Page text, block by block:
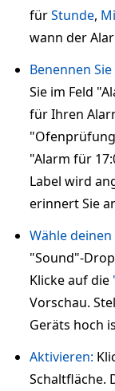
fürStunde,
wann der
Benennen
Sie im Feld
für Ihren
"Alarm für
Label wird
erinnert Sie
Wähle deinen
"Sound"-
Klicke auf die
Vorschau.
Geräts hoch
Aktivieren:
Schaltfläche.